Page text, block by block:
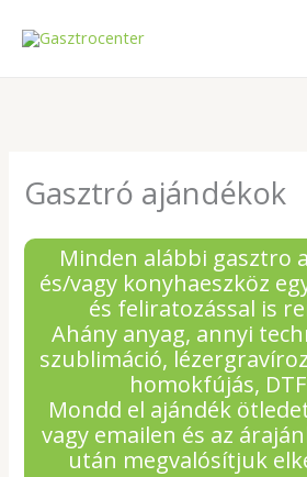
Gasztró ajándékok
Minden alábbi gasztro
és/vagy konyhaeszköz
és feliratozással is
Ahány anyag, annyi
szublimáció,
homokfújás,
Mondd el ajándék
vagy emailen és az
után megvalósítjuk